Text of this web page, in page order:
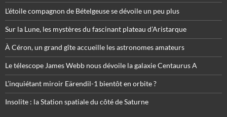
L’étoile compagnon de Bételgeuse se dévoile un peu plus
Sur la Lune, les mystères du fascinant plateau d’Aristarque
À Céron, un grand gîte accueille les astronomes amateurs
Le télescope James Webb nous dévoile la galaxie Centaurus A
L’inquiétant miroir Eärendil-1 bientôt en orbite ?
Insolite : la Station spatiale du côté de Saturne